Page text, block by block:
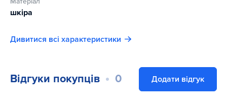
шкіра
Дивитися всі характеристики
Відгуки покупців 0 Додати відгук